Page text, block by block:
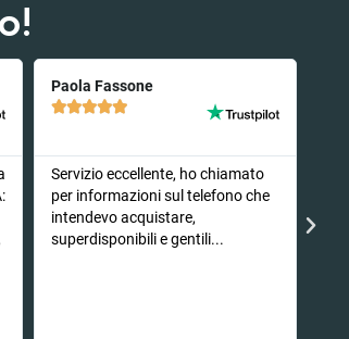
Paola Fassone

Servizio eccellente, ho chiamato
per informazioni sul telefono che
intendevo acquistare,
superdisponibili e gentili...